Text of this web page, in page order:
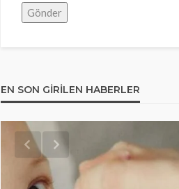
EN SON GIRILEN HABERLER